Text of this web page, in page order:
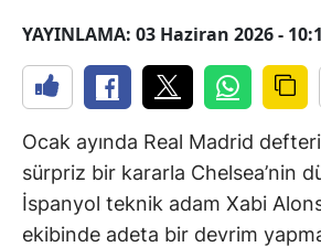
YAYINLAMA: 03 Haziran 2026 -
Ocak ayında Real Madrid
sürpriz bir kararla Chelsea’nin
İspanyol teknik adam Xabi
ekibinde adeta bir devrim